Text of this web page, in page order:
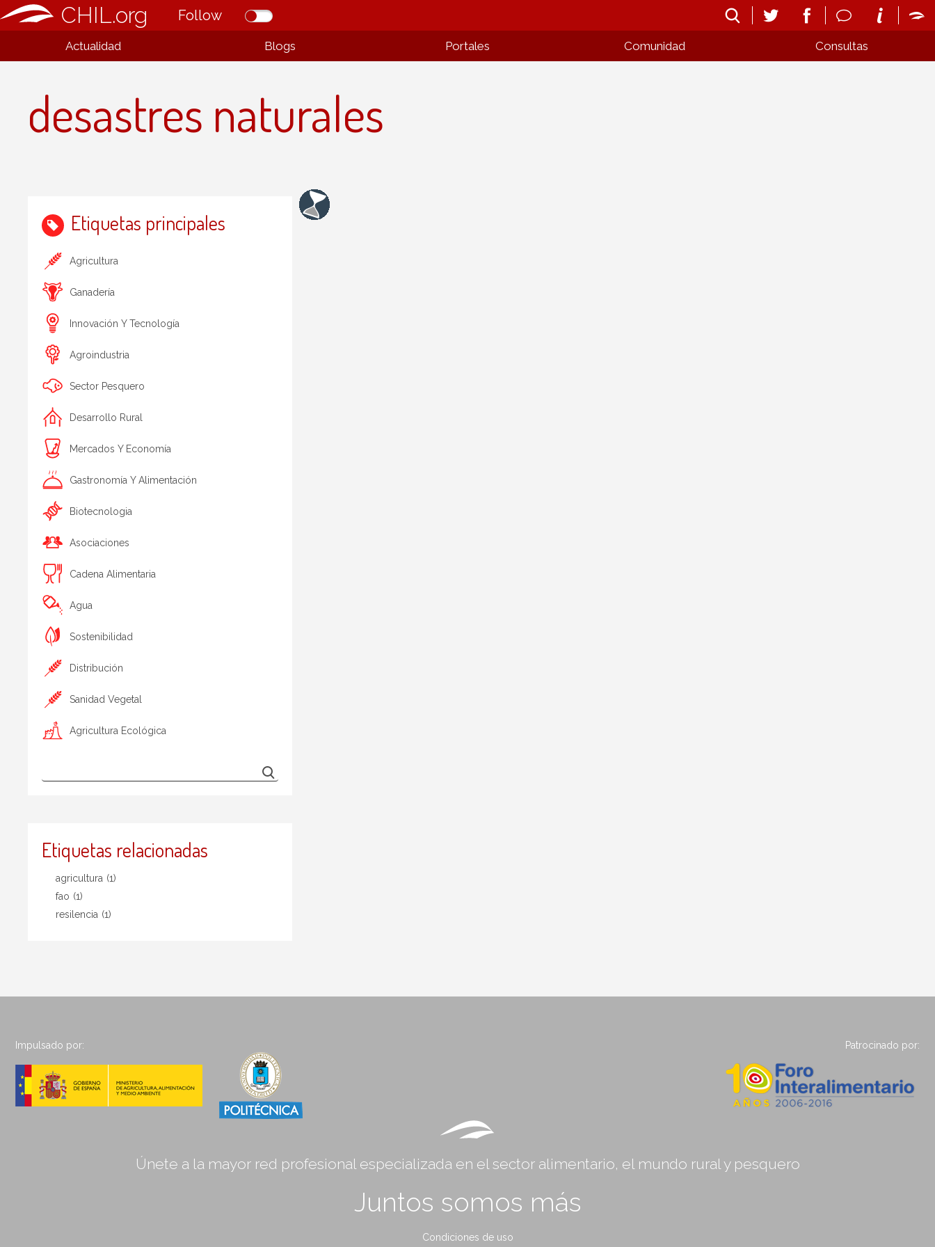
CHIL.org Follow
Actualidad Blogs Portales Comunidad Consultas
desastres naturales
Etiquetas principales
Agricultura
Ganadería
Innovación Y Tecnología
Agroindustria
Sector Pesquero
Desarrollo Rural
Mercados Y Economía
Gastronomía Y Alimentación
Biotecnologia
Asociaciones
Cadena Alimentaria
Agua
Sostenibilidad
Distribución
Sanidad Vegetal
Agricultura Ecológica
Etiquetas relacionadas
agricultura (1)
fao (1)
resilencia (1)
Impulsado por: Patrocinado por:
Únete a la mayor red profesional especializada en el sector alimentario, el mundo rural y pesquero
Juntos somos más
Condiciones de uso